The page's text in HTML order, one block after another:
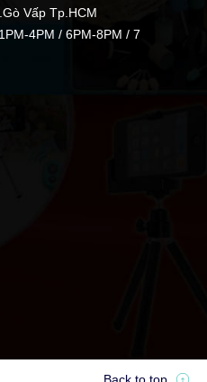
Vấp Tp.HCM
4PM / 6PM-8PM / 7